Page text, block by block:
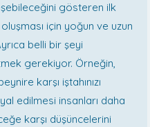
gösteren ilk
için yoğun ve uzun
belli bir şeyi
gerekiyor. Örneğin,
karşı iştahınızı
edilmesi insanları daha
karşı düşüncelerini